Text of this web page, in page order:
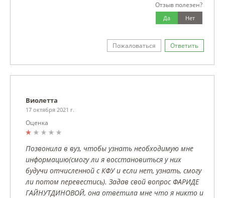
Отзыв полезен?
Нет
Да
Пожаловаться Ответить
Виолетта
17 октября 2021 г.
Оценка
Позвонила в вуз, чтобы узнать необходимую мне
информацию(смогу ли я восстановиться у них
будучи отчисленной с КФУ и если нет, узнать, смогу
ли потом перевестись). Задав свой вопрос ФАРИДЕ
ГАЙНУТДИНОВОЙ, она ответила мне что я никто и